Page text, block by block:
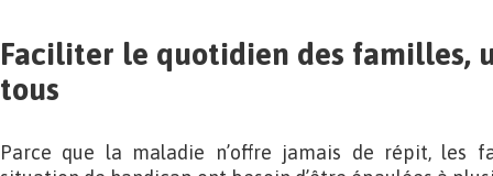
Faciliter le quotidien des familles,
tous
Parce que la maladie n’offre jamais de répit, les